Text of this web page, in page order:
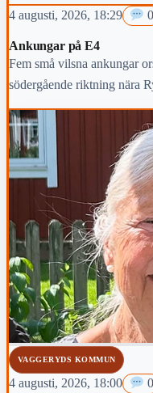
4 augusti, 2026, 18:29 0
Ankungar på E4
Fem små vilsna ankungar
södergående riktning nära
VAGGERYDS KOMMUN
4 augusti, 2026, 18:00 0